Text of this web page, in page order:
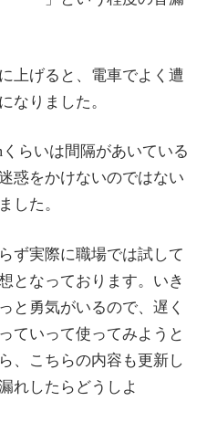
上げると、電車でよく遭
なりました。
らいは間隔があいている
惑をかけないのではない
した。
ず実際に職場では試して
となっております。いき
と勇気がいるので、遅く
ていって使ってみようと
、こちらの内容も更新し
れしたらどうしよ